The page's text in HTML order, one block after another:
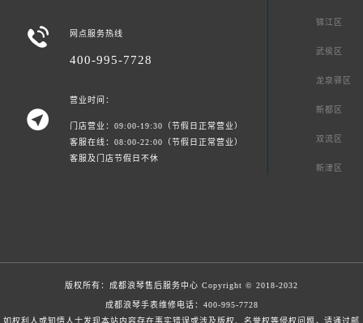
 网点服务热线
400-995-7728

营业时间：
门店营业：09:00-19:30（节假日正常营业）
客服在线：08:00-22:00（节假日正常营业）
客服及门店节假日不休
锦江区
武侯区
龙泉驿区
新都区
双流区
新津区
版权所有： 成都浪琴售后服务中心 Copyright © 2018-2032
成都浪琴手表维修电话： 400-995-7728
如权利人或知情人士发现本站内容存在事实错误或涉及版权、名誉权等侵权问题，请通过邮